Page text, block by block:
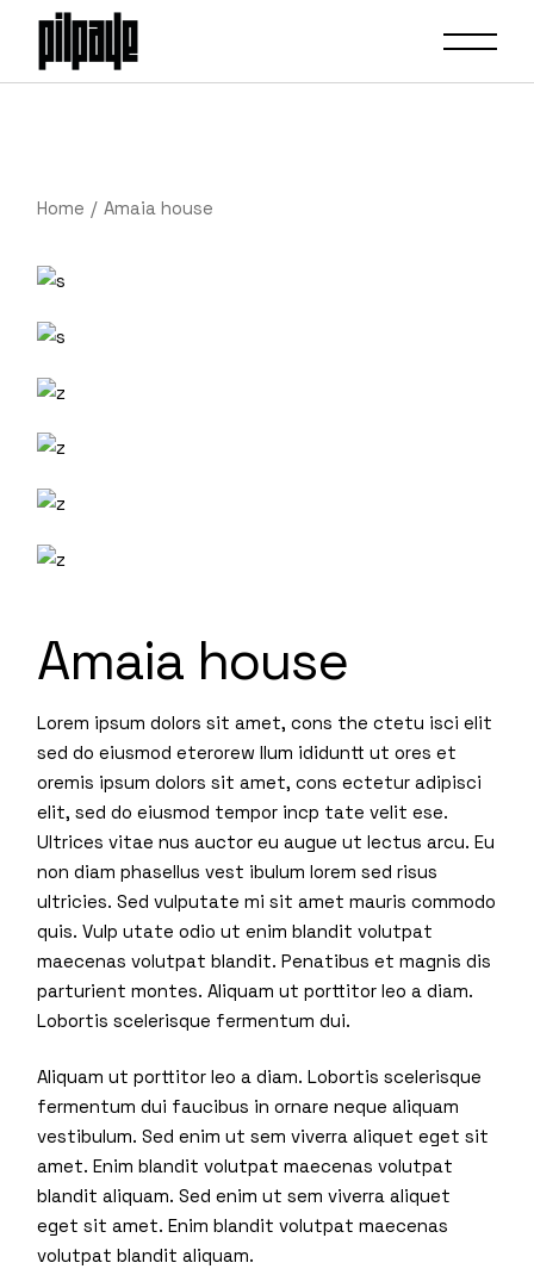
Home Amaia house
Amaia house
Lorem ipsum dolors sit amet, cons the ctetu isci elit
sed do eiusmod eterorew llum ididuntt ut ores et
oremis ipsum dolors sit amet, cons ectetur adipisci
elit, sed do eiusmod tempor incp tate velit ese.
Ultrices vitae nus auctor eu augue ut lectus arcu. Eu
non diam phasellus vest ibulum lorem sed risus
ultricies. Sed vulputate mi sit amet mauris commodo
quis. Vulp utate odio ut enim blandit volutpat
maecenas volutpat blandit. Penatibus et magnis dis
parturient montes. Aliquam ut porttitor leo a diam.
Lobortis scelerisque fermentum dui.
Aliquam ut porttitor leo a diam. Lobortis scelerisque
fermentum dui faucibus in ornare neque aliquam
vestibulum. Sed enim ut sem viverra aliquet eget sit
amet. Enim blandit volutpat maecenas volutpat
blandit aliquam. Sed enim ut sem viverra aliquet
eget sit amet. Enim blandit volutpat maecenas
volutpat blandit aliquam.